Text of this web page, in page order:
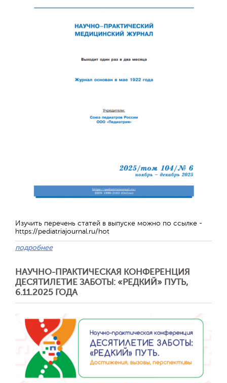
Изучить перечень статей в выпуске можно по ссылке -
https://pediatriajournal.ru/hot
подробнее
НАУЧНО-ПРАКТИЧЕСКАЯ КОНФЕРЕНЦИЯ
ДЕСЯТИЛЕТИЕ ЗАБОТЫ: «РЕДКИЙ» ПУТЬ,
6.11.2025 ГОДА